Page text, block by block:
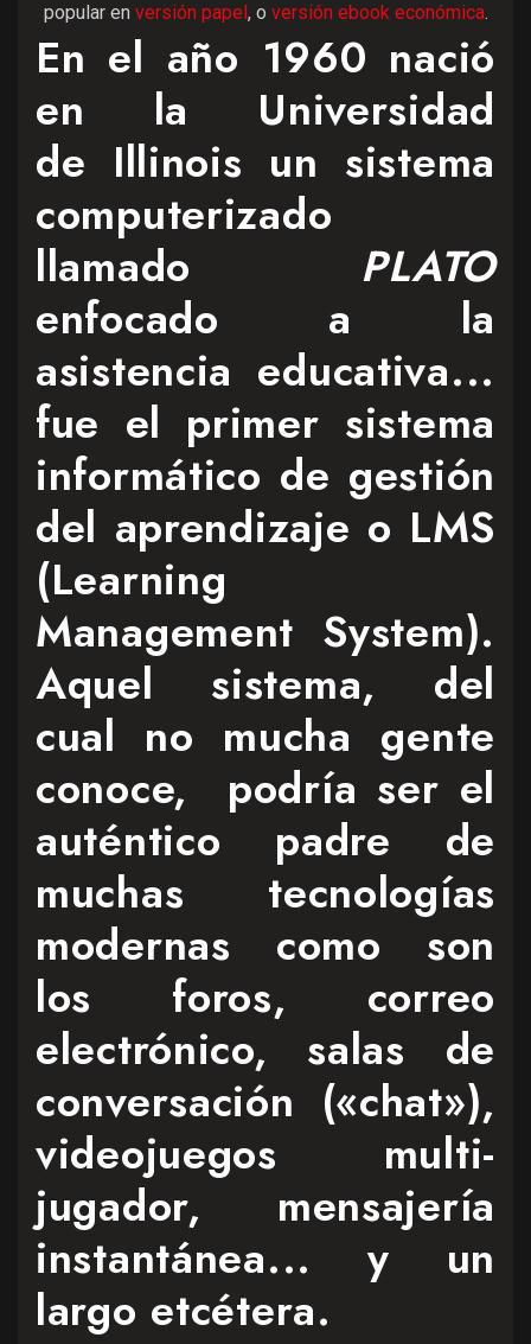
popular en versión papel, o versión ebook económica.
En el año 1960 nació
en la Universidad
de Illinois un sistema
computerizado
llamado PLATO
enfocado a la
asistencia educativa...
fue el primer sistema
informático de gestión
del aprendizaje o LMS
(Learning
Management System).
Aquel sistema, del
cual no mucha gente
conoce, podría ser el
auténtico padre de
muchas tecnologías
modernas como son
los foros, correo
electrónico, salas de
conversación («chat»),
videojuegos multi-
jugador, mensajería
instantánea... y un
largo etcétera.